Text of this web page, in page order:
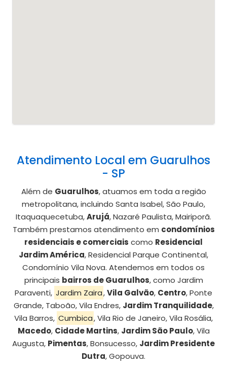
Atendimento Local em Guarulhos
- SP
Além de Guarulhos, atuamos em toda a região
metropolitana, incluindo Santa Isabel, São Paulo,
Itaquaquecetuba,Arujá, Nazaré Paulista, Mairiporã.
Também prestamos atendimento em condomínios
residenciais e comerciais como Residencial
Jardim América, Residencial Parque Continental,
Condomínio Vila Nova. Atendemos em todos os
principais bairros de Guarulhos, como Jardim
Paraventi, Jardim Zaira,Vila Galvão, Centro, Ponte
Grande, Taboão, Vila Endres, Jardim Tranquilidade,
Vila Barros, Cumbica, Vila Rio de Janeiro, Vila Rosália,
Macedo, Cidade Martins, Jardim São Paulo, Vila
Augusta, Pimentas, Bonsucesso, Jardim Presidente
Dutra, Gopouva.